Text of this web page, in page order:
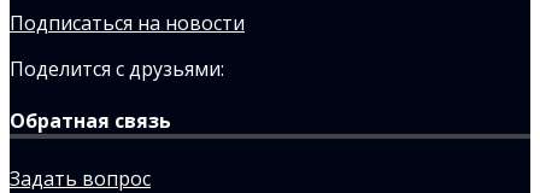
Подписаться на новости
Поделится с друзьями:
Обратная связь
Задать вопрос